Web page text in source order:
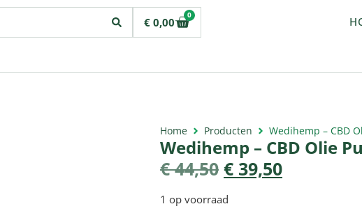
€ 0,00
0
Home Producten Wedihemp – CBD
Wedihemp – CBD Olie
€44,50 € 39,50
1 op voorraad